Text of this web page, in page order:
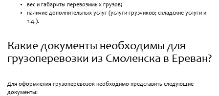
вес и габариты перевозимых грузов;
наличие дополнительных услуг (услуги грузчиков; складские услуги и
т.д.).
Какие документы необходимы для
грузоперевозки из Смоленска в Ереван?
Для оформления грузоперевозок необходимо представить следующие
документы: